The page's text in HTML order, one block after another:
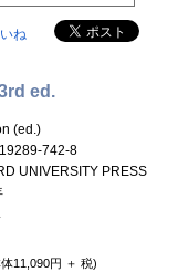
ね
ed.
(ed.)
742-8
UNIVERSITY PRESS
11,090円 ＋ 税)